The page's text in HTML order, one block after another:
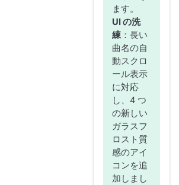
ます。
UI の洗
練：長い
曲名の自
動スクロ
ール表示
に対応
し、4 つ
の新しい
ガラスフ
ロスト質
感のアイ
コンを追
加しまし